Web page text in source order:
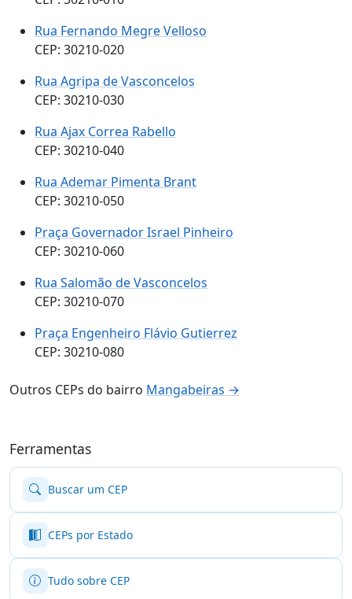
Rua Fernando Megre Velloso
CEP: 30210-020
Rua Agripa de Vasconcelos
CEP: 30210-030
Rua Ajax Correa Rabello
CEP: 30210-040
Rua Ademar Pimenta Brant
CEP: 30210-050
Praça Governador Israel Pinheiro
CEP: 30210-060
Rua Salomão de Vasconcelos
CEP: 30210-070
Praça Engenheiro Flávio Gutierrez
CEP: 30210-080
Outros CEPs do bairro Mangabeiras →
Ferramentas
Buscar um CEP
CEPs por Estado
Tudo sobre CEP